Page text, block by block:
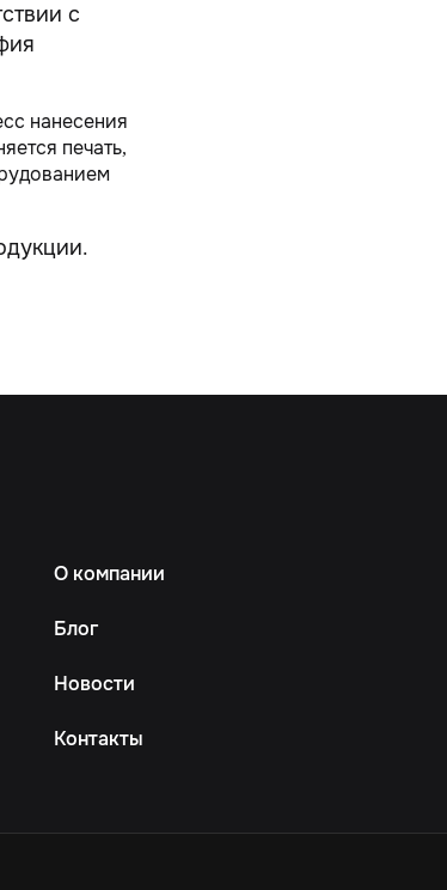
с
нанесения
печать,
О компании
Блог
Новости
Контакты